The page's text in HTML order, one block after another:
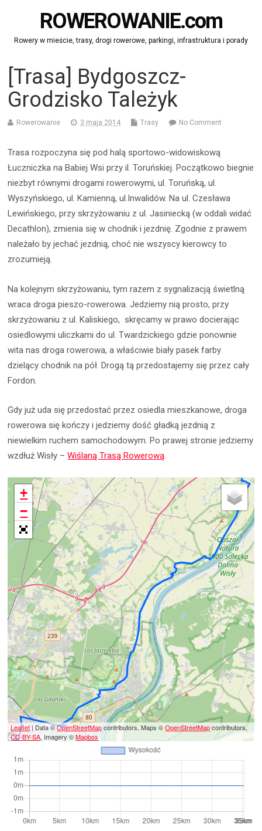
ROWEROWANIE.com
Rowery w mieście, trasy, drogi rowerowe, parkingi, infrastruktura i porady
[Trasa] Bydgoszcz-
Grodzisko Tależyk
Rowerowanie 3 maja 2014 Trasy No Comment
Trasa rozpoczyna się pod halą sportowo-widowiskową
Łuczniczka na Babiej Wsi przy il. Toruńskiej. Początkowo biegnie
niezbyt równymi drogami rowerowymi, ul. Toruńską, ul.
Wyszyńskiego, ul. Kamienną, ul.Inwalidów. Na ul. Czesława
Lewińskiego, przy skrzyżowaniu z ul. Jasiniecką (w oddali widać
Decathlon), zmienia się w chodnik i jezdnię. Zgodnie z prawem
należało by jechać jezdnią, choć nie wszyscy kierowcy to
zrozumieją.
Na kolejnym skrzyżowaniu, tym razem z sygnalizacją świetlną
wraca droga pieszo-rowerowa. Jedziemy nią prosto, przy
skrzyżowaniu z ul. Kaliskiego, skręcamy w prawo docierając
osiedlowymi uliczkami do ul. Twardzickiego gdzie ponownie
wita nas droga rowerowa, a właściwie biały pasek farby
dzielący chodnik na pół. Drogą tą przedostajemy się przez cały
Fordon.
Gdy już uda się przedostać przez osiedla mieszkanowe, droga
rowerowa się kończy i jedziemy dość gładką jezdnią z
niewielkim ruchem samochodowym. Po prawej stronie jedziemy
wzdłuż Wisły –Wiślaną Trasą Rowerową.
+
−
Leaflet | Data ©OpenStreetMapcontributors, Maps ©OpenStreetMapcontributors,
CC-BY-SA, Imagery ©Mapbox